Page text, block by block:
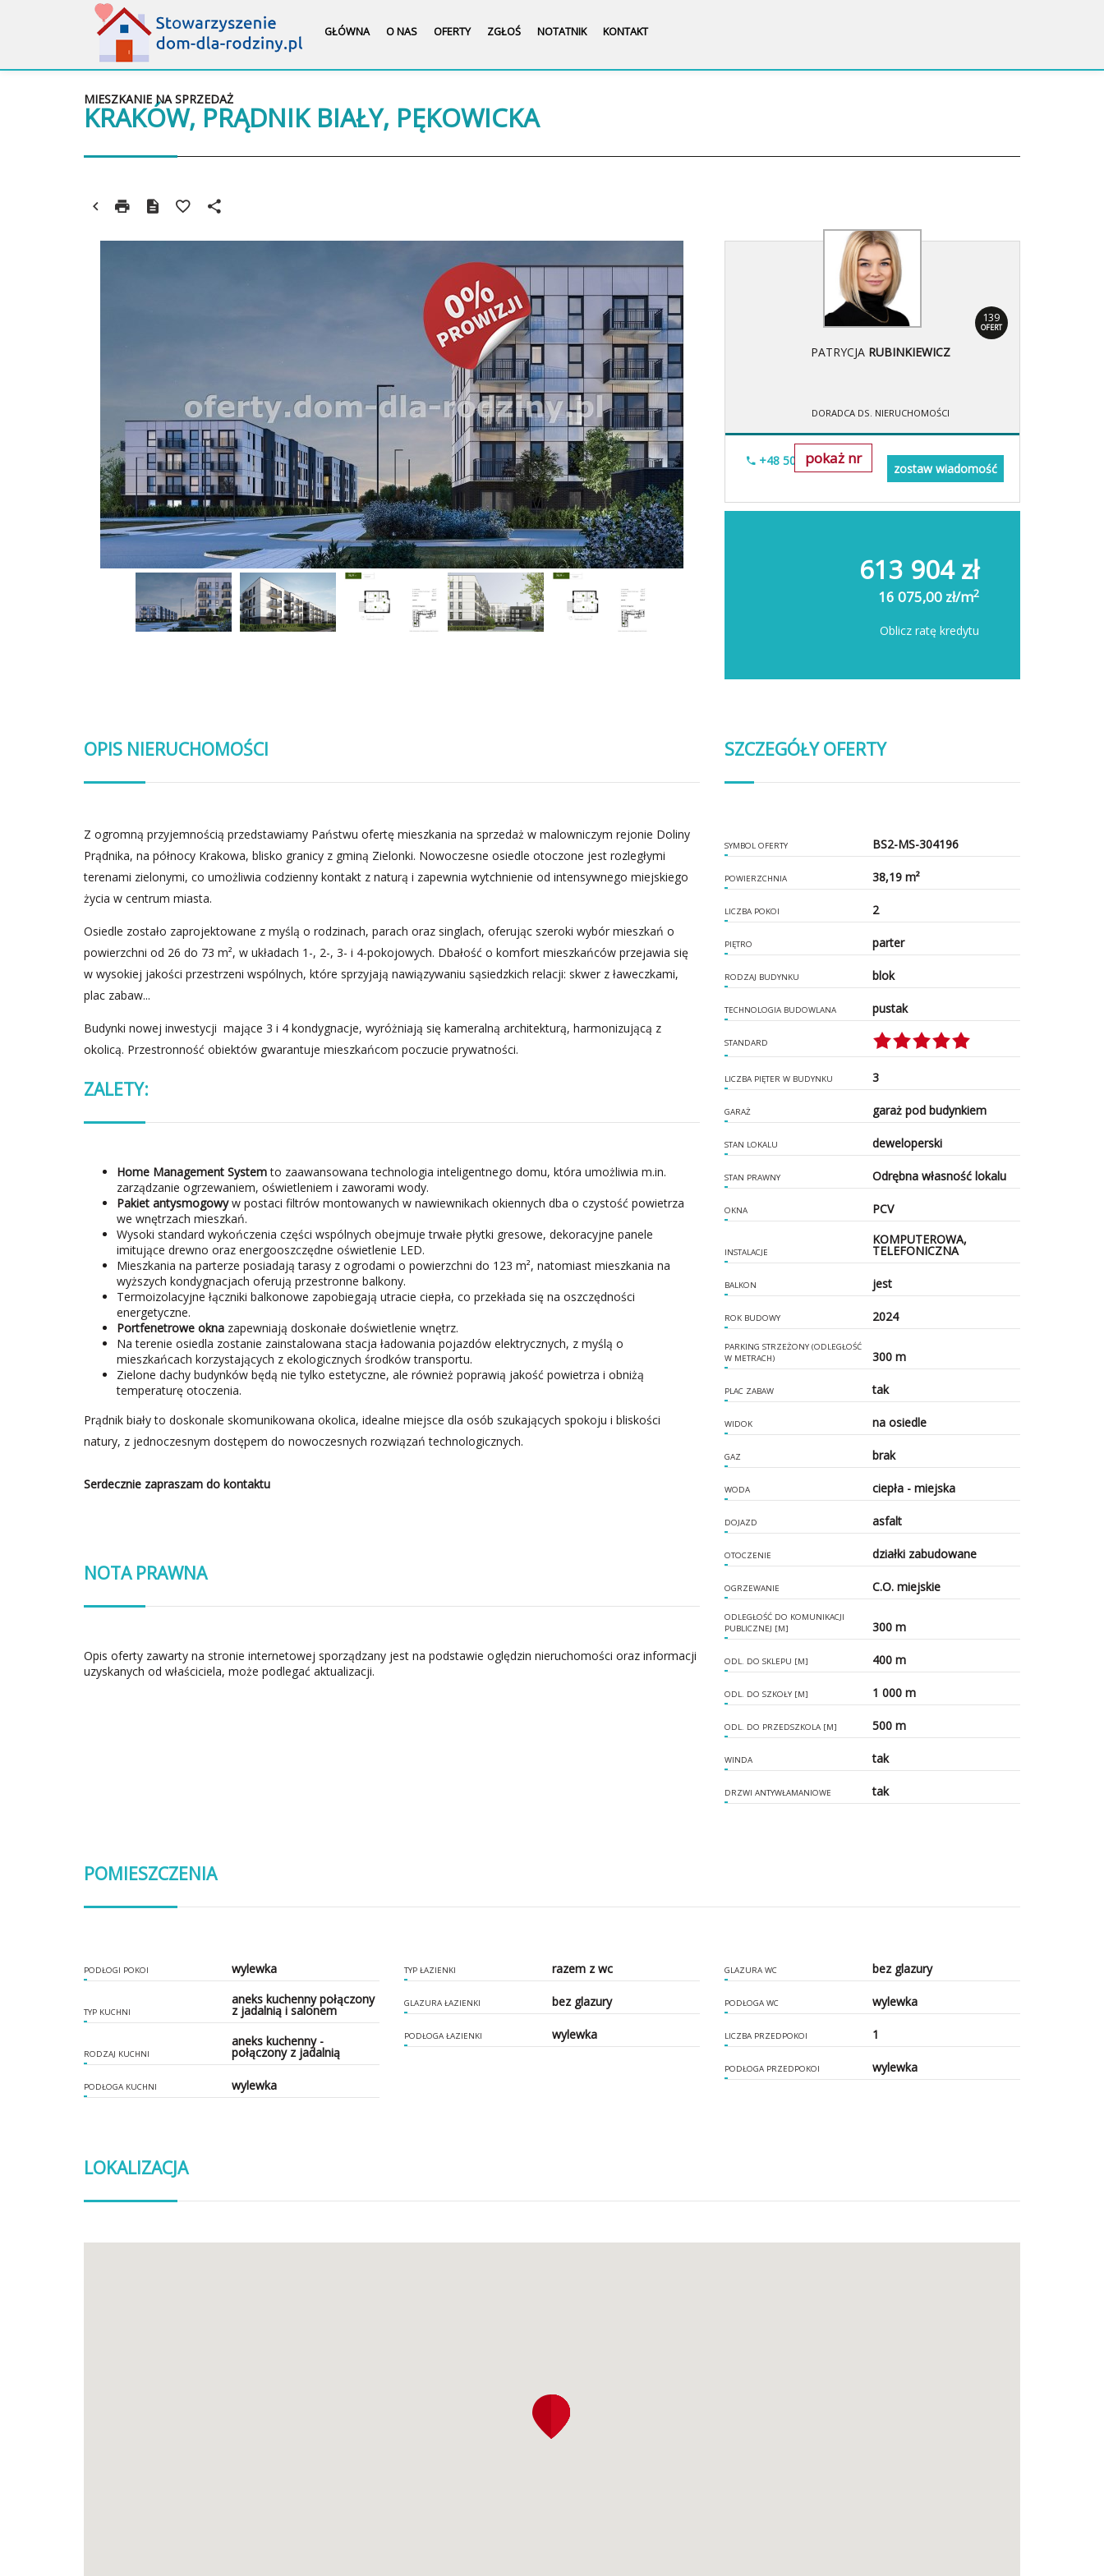
GŁÓWNA O NAS OFERTY ZGŁOŚ NOTATNIK KONTAKT
KRAKÓW, PRĄDNIK BIAŁY, PĘKOWICKA
MIESZKANIE NA SPRZEDAŻ
139
OFERT
PATRYCJA RUBINKIEWICZ
DORADCA DS. NIERUCHOMOŚCI
pokaż nr
+48 505-236-943
zostaw wiadomość
613 904 zł
16 075,00 zł/m2
Oblicz ratę kredytu
OPIS NIERUCHOMOŚCI
Z ogromną przyjemnością przedstawiamy Państwu ofertę mieszkania na sprzedaż w malowniczym rejonie Doliny
Prądnika, na północy Krakowa, blisko granicy z gminą Zielonki. Nowoczesne osiedle otoczone jest rozległymi
terenami zielonymi, co umożliwia codzienny kontakt z naturą i zapewnia wytchnienie od intensywnego miejskiego
życia w centrum miasta.
Osiedle zostało zaprojektowane z myślą o rodzinach, parach oraz singlach, oferując szeroki wybór mieszkań o
powierzchni od 26 do 73 m², w układach 1-, 2-, 3- i 4-pokojowych. Dbałość o komfort mieszkańców przejawia się
w wysokiej jakości przestrzeni wspólnych, które sprzyjają nawiązywaniu sąsiedzkich relacji: skwer z ławeczkami,
plac zabaw...
Budynki nowej inwestycji mające 3 i 4 kondygnacje, wyróżniają się kameralną architekturą, harmonizującą z
okolicą. Przestronność obiektów gwarantuje mieszkańcom poczucie prywatności.
ZALETY:
Home Management Systemto zaawansowana technologia inteligentnego domu, która umożliwia m.in.
zarządzanie ogrzewaniem, oświetleniem i zaworami wody.
Pakiet antysmogowyw postaci filtrów montowanych w nawiewnikach okiennych dba o czystość powietrza
we wnętrzach mieszkań.
Wysoki standard wykończenia części wspólnych obejmuje trwałe płytki gresowe, dekoracyjne panele
imitujące drewno oraz energooszczędne oświetlenie LED.
Mieszkania na parterze posiadają tarasy z ogrodami o powierzchni do 123 m², natomiast mieszkania na
wyższych kondygnacjach oferują przestronne balkony.
Termoizolacyjne łączniki balkonowe zapobiegają utracie ciepła, co przekłada się na oszczędności
energetyczne.
Portfenetrowe okna zapewniają doskonałe doświetlenie wnętrz.
Na terenie osiedla zostanie zainstalowana stacja ładowania pojazdów elektrycznych, z myślą o
mieszkańcach korzystających z ekologicznych środków transportu.
Zielone dachy budynków będą nie tylko estetyczne, ale również poprawią jakość powietrza i obniżą
temperaturę otoczenia.
Prądnik biały to doskonale skomunikowana okolica, idealne miejsce dla osób szukających spokoju i bliskości
natury, z jednoczesnym dostępem do nowoczesnych rozwiązań technologicznych.
Serdecznie zapraszam do kontaktu
NOTA PRAWNA
Opis oferty zawarty na stronie internetowej sporządzany jest na podstawie oględzin nieruchomości oraz informacji
uzyskanych od właściciela, może podlegać aktualizacji.
SZCZEGÓŁY OFERTY
SYMBOL OFERTY BS2-MS-304196
POWIERZCHNIA 38,19 m²
LICZBA POKOI 2
PIĘTRO parter
RODZAJ BUDYNKU blok
TECHNOLOGIA BUDOWLANA pustak
STANDARD
LICZBA PIĘTER W BUDYNKU 3
GARAŻ garaż pod budynkiem
STAN LOKALU deweloperski
STAN PRAWNY Odrębna własność lokalu
OKNA PCV
INSTALACJE
KOMPUTEROWA,
TELEFONICZNA
BALKON jest
ROK BUDOWY 2024
PARKING STRZEŻONY (ODLEGŁOŚĆ
W METRACH)
300 m
PLAC ZABAW tak
WIDOK na osiedle
GAZ brak
WODA ciepła - miejska
DOJAZD asfalt
OTOCZENIE działki zabudowane
OGRZEWANIE C.O. miejskie
ODLEGŁOŚĆ DO KOMUNIKACJI
PUBLICZNEJ [M]
300 m
ODL. DO SKLEPU [M] 400 m
ODL. DO SZKOŁY [M] 1 000 m
ODL. DO PRZEDSZKOLA [M] 500 m
WINDA tak
DRZWI ANTYWŁAMANIOWE tak
POMIESZCZENIA
PODŁOGI POKOI wylewka
TYP KUCHNI
aneks kuchenny połączony
z jadalnią i salonem
RODZAJ KUCHNI
aneks kuchenny -
połączony z jadalnią
PODŁOGA KUCHNI wylewka
TYP ŁAZIENKI razem z wc
GLAZURA ŁAZIENKI bez glazury
PODŁOGA ŁAZIENKI wylewka
GLAZURA WC bez glazury
PODŁOGA WC wylewka
LICZBA PRZEDPOKOI 1
PODŁOGA PRZEDPOKOI wylewka
LOKALIZACJA